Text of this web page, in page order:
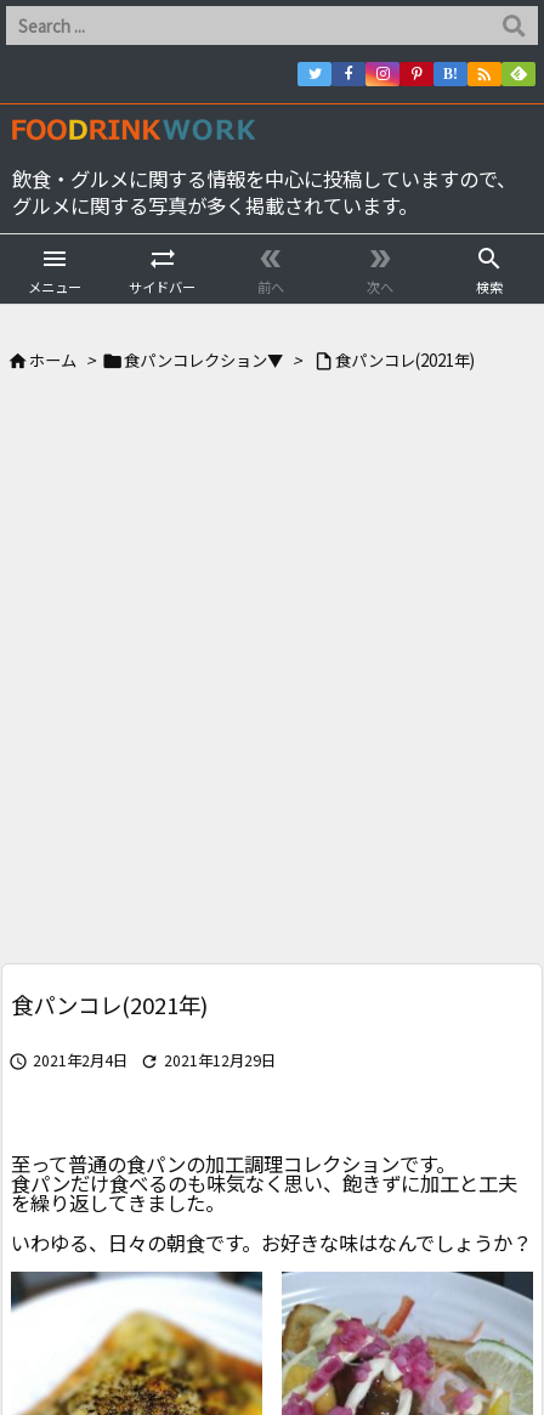
飲食・グルメに関する情報を中心に投稿していますので、
グルメに関する写真が多く掲載されています。

メニュー

サイドバー

前へ

次へ

検索
B! 
ホーム > 食パンコレクション▼ > 食パンコレ(2021年)
食パンコレ(2021年)
 2021年2月4日  2021年12月29日
至って普通の食パンの加工調理コレクションです。
食パンだけ食べるのも味気なく思い、飽きずに加工と工夫
を繰り返してきました。
いわゆる、日々の朝食です。お好きな味はなんでしょうか？